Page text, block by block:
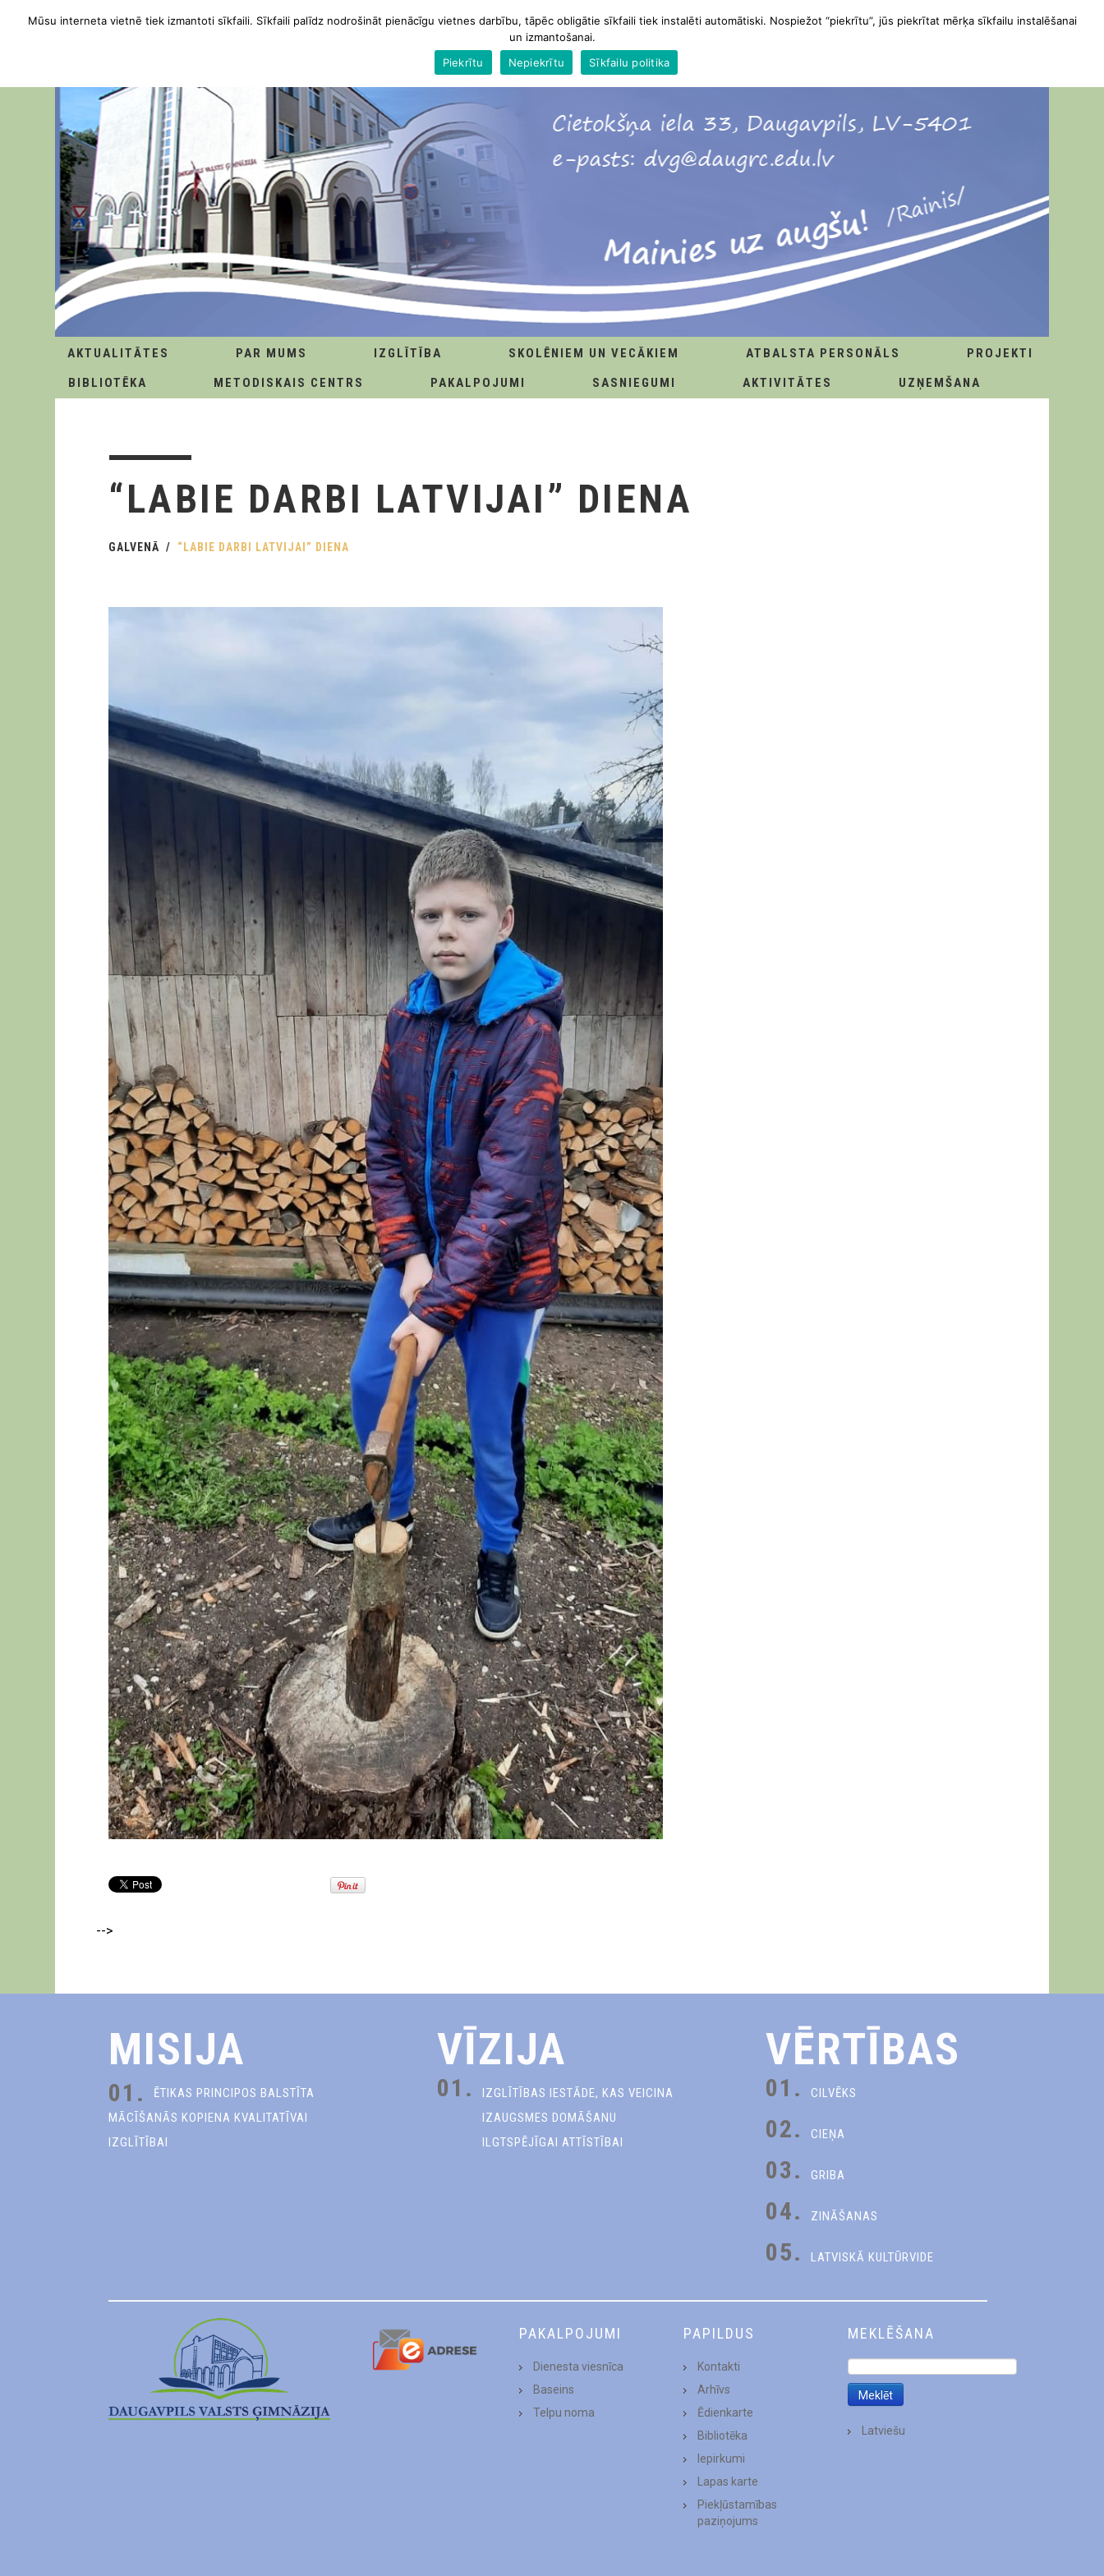
AKTUALITĀTES PAR MUMS IZGLĪTĪBA SKOLĒNIEM UN VECĀKIEM ATBALSTA PERSONĀLS
PROJEKTI
BIBLIOTĒKA
METODISKAIS CENTRS PAKALPOJUMI SASNIEGUMI AKTIVITĀTES UZŅEMŠANA
“LABIE DARBI LATVIJAI” DIENA
GALVENĀ “LABIE DARBI LATVIJAI” DIENA
-->
MISIJA
01.
ĒTIKAS PRINCIPOS BALSTĪTA
MĀCĪŠANĀS KOPIENA KVALITATĪVAI
IZGLĪTĪBAI
VĪZIJA
01.
IZGLĪTĪBAS IESTĀDE, KAS VEICINA
IZAUGSMES DOMĀŠANU
ILGTSPĒJĪGAI ATTĪSTĪBAI
VĒRTĪBAS
01. CILVĒKS
02. CIEŅA
03. GRIBA
04. ZINĀŠANAS
05. LATVISKĀ KULTŪRVIDE
PAKALPOJUMI
Dienesta viesnīca
Baseins
Telpu noma
PAPILDUS
Kontakti
Arhīvs
Ēdienkarte
Bibliotēka
Iepirkumi
Lapas karte
Piekļūstamības
paziņojums
MEKLĒŠANA
Latviešu
Mūsu interneta vietnē tiek izmantoti sīkfaili. Sīkfaili palīdz nodrošināt pienācīgu vietnes darbību, tāpēc obligātie sīkfaili tiek instalēti automātiski. Nospiežot “piekrītu”, jūs piekrītat mērķa sīkfailu instalēšanai
un izmantošanai.
Piekrītu
Nepiekrītu Sīkfailu politika